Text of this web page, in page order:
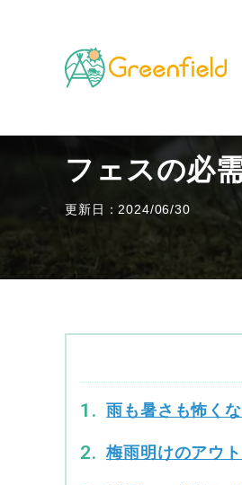
TOP キャンプのフィール
フェスの必
更新日：2024/06/30
雨も暑さも怖く
梅雨明けのアウ